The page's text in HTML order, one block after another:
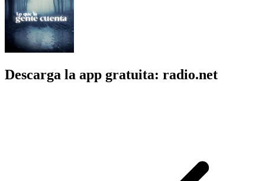
Descarga la app gratuita: radio.net